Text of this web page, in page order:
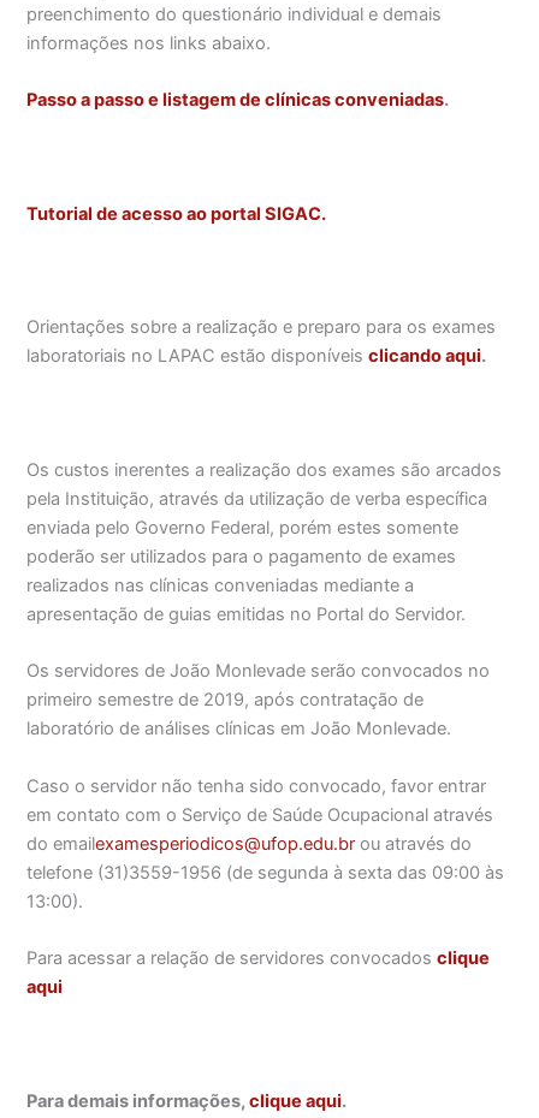
preenchimento do questionário individual e demais
informações nos links abaixo.
Passo a passo e listagem de clínicas conveniadas.
Tutorial de acesso ao portal SIGAC.
Orientações sobre a realização e preparo para os exames
laboratoriais no LAPAC estão disponíveisclicando aqui.
Os custos inerentes a realização dos exames são arcados
pela Instituição, através da utilização de verba específica
enviada pelo Governo Federal, porém estes somente
poderão ser utilizados para o pagamento de exames
realizados nas clínicas conveniadas mediante a
apresentação de guias emitidas no Portal do Servidor.
Os servidores de João Monlevade serão convocados no
primeiro semestre de 2019, após contratação de
laboratório de análises clínicas em João Monlevade.
Caso o servidor não tenha sido convocado, favor entrar
em contato com o Serviço de Saúde Ocupacional através
do emailexamesperiodicos@ufop.edu.br ou através do
telefone (31)3559-1956 (de segunda à sexta das 09:00 às
13:00).
Para acessar a relação de servidores convocadosclique
aqui
Para demais informações, clique aqui.